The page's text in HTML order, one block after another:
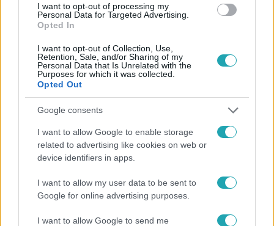
I want to opt-out of processing my
Personal Data for Targeted Advertising.
Opted In
I want to opt-out of Collection, Use,
Retention, Sale, and/or Sharing of my
Personal Data that Is Unrelated with the
Purposes for which it was collected.
Opted Out
Google consents
I want to allow Google to enable storage
related to advertising like cookies on web or
device identifiers in apps.
I want to allow my user data to be sent to
Google for online advertising purposes.
I want to allow Google to send me
FÓKUSZ #VIDEÓ #ADÁSRÉSZLETEK
GAZDASÁG
ÉLELMISZERÁRAK # ÉLELMISZERÁR
Népszerű